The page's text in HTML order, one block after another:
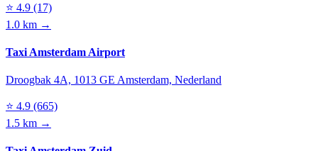
⭐ 4.9 (17)
1.0 km →
Taxi Amsterdam Airport
Droogbak 4A, 1013 GE Amsterdam, Nederland
⭐ 4.9 (665)
1.5 km →